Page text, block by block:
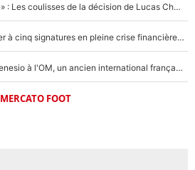
«Il a décidé de rester au PSG» : Les coulisses de la décision de Lucas Chevalier pour son transfert
Grégory Lorenzi doit renoncer à cinq signatures en pleine crise financière : L’IA propose sept noms à l’OM pour un mercato réussi... à seulement 5M€ !
Proche de rejoindre Bruno Genesio à l'OM, un ancien international français va finalement débarquer... sur RMC !
MERCATO FOOT